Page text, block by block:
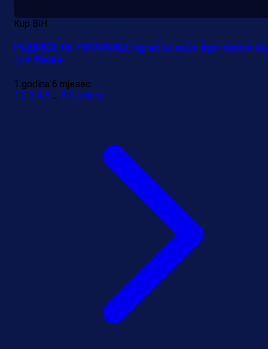
Kup BiH
PLEMIĆI SE PROVUKLI: Igrač iz niže lige donio im
1/4 finale
1 godina 6 mjesec
1 2 3 4 5 ... 8 Sljedeća